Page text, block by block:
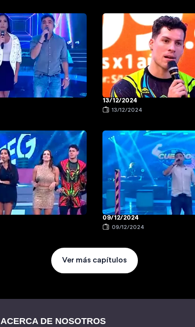
13/12/2024
13/12/2024
09/12/2024
09/12/2024
Ver más capítulos
ACERCA DE NOSOTROS